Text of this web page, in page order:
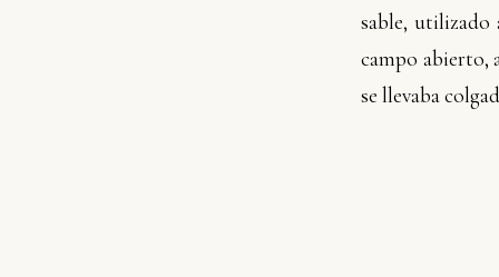
sable, utilizado
campo abierto,
se llevaba